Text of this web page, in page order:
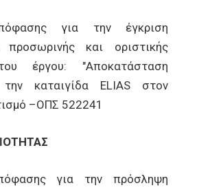
για την έγκριση
προσωρινής και οριστικής
έργου: "Αποκατάσταση
καταιγίδα ELIAS στον
–ΟΠΣ 522241
για την πρόσληψη